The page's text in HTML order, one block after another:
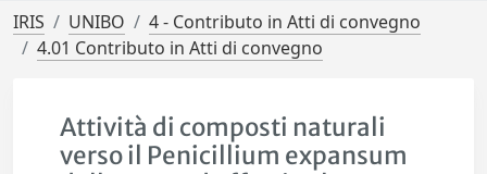
IRIS UNIBO
4 - Contributo in Atti di convegno
4.01 Contributo in Atti di convegno
Attività di composti naturali
verso il Penicillium expansum